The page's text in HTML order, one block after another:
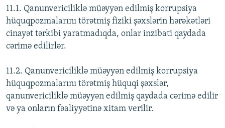
11.1. Qanunvericiliklə müəyyən edilmiş korrupsiya
hüquqpozmalarını törətmiş fiziki şəxslərin hərəkətləri
cinayət tərkibi yaratmadıqda, onlar inzibati qaydada
cərimə edilirlər.
11.2. Qanunvericiliklə müəyyən edilmiş korrupsiya
hüquqpozmalarını törətmiş hüquqi şəxslər,
qanunvericiliklə müəyyən edilmiş qaydada cərimə edilir
və ya onların fəaliyyətinə xitam verilir.